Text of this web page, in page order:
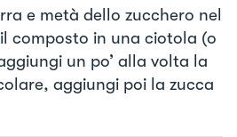
e metà dello zucchero nel
composto in una ciotola (o
un po’ alla volta la
aggiungi poi la zucca